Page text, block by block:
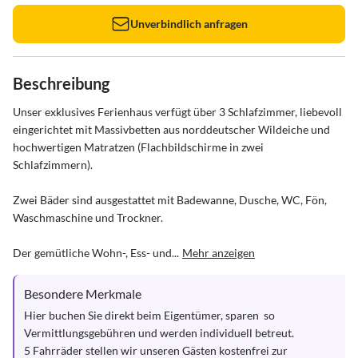
Unverbindlich anfragen
Beschreibung
Unser exklusives Ferienhaus verfügt über 3 Schlafzimmer, liebevoll
eingerichtet mit Massivbetten aus norddeutscher Wildeiche und
hochwertigen Matratzen (Flachbildschirme in zwei
Schlafzimmern).
Zwei Bäder sind ausgestattet mit Badewanne, Dusche, WC, Fön,
Waschmaschine und Trockner.
Der gemütliche Wohn-, Ess- und... Mehr anzeigen
Besondere Merkmale
Hier buchen Sie direkt beim Eigentümer, sparen  so
Vermittlungsgebühren und werden individuell betreut.
5 Fahrräder stellen wir unseren Gästen kostenfrei zur